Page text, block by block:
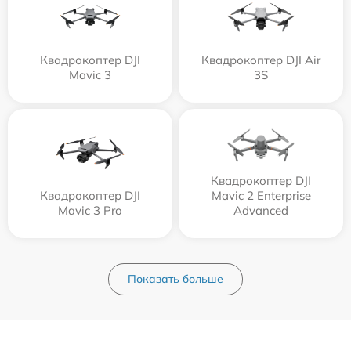
Квадрокоптер DJI
Mavic 3
Квадрокоптер DJI Air
3S
Квадрокоптер DJI
Mavic 3 Pro
Квадрокоптер DJI
Mavic 2 Enterprise
Advanced
Показать больше